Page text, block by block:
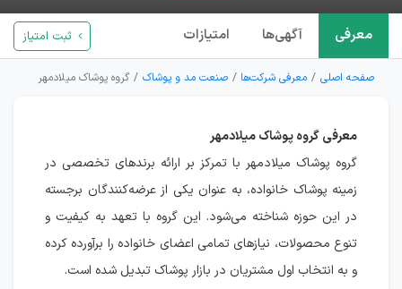
معرفی آگهی‌ها امتیازات ثبت امتیاز
صفحه اصلی معرفی شرکت‌ها صنعت مد و پوشاک گروه پوشاک میلادمهر
معرفی گروه پوشاک میلادمهر
گروه پوشاک میلادمهر با تمرکز بر ارائه برندهای تخصصی در
زمینه پوشاک خانواده، به عنوان یکی از عرضه‌کنندگان برجسته
در این حوزه شناخته می‌شود. این گروه با تعهد به کیفیت و
تنوع محصولات، نیازهای تمامی اعضای خانواده را برآورده کرده
و به انتخاب اول مشتریان در بازار پوشاک تبدیل شده است.